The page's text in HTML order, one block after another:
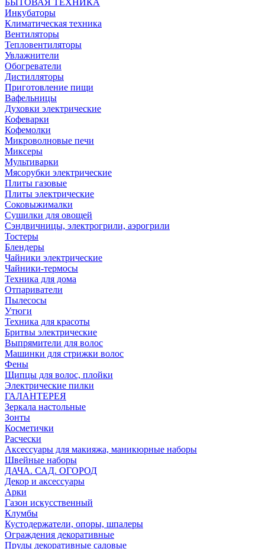
БЫТОВАЯ ТЕХНИКА
Инкубаторы
Климатическая техника
Вентиляторы
Тепловентиляторы
Увлажнители
Обогреватели
Дистилляторы
Приготовление пищи
Вафельницы
Духовки электрические
Кофеварки
Кофемолки
Микроволновые печи
Миксеры
Мультиварки
Мясорубки электрические
Плиты газовые
Плиты электрические
Соковыжималки
Сушилки для овощей
Сэндвичницы, электрогрили, аэрогрили
Тостеры
Блендеры
Чайники электрические
Чайники-термосы
Техника для дома
Отпариватели
Пылесосы
Утюги
Техника для красоты
Бритвы электрические
Выпрямители для волос
Машинки для стрижки волос
Фены
Щипцы для волос, плойки
Электрические пилки
ГАЛАНТЕРЕЯ
Зеркала настольные
Зонты
Косметички
Расчески
Аксессуары для макияжа, маникюрные наборы
Швейные наборы
ДАЧА. САД. ОГОРОД
Декор и аксессуары
Арки
Газон искусственный
Клумбы
Кустодержатели, опоры, шпалеры
Ограждения декоративные
Пруды декоративные садовые